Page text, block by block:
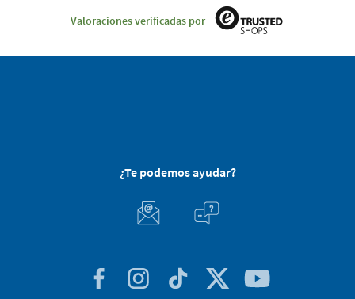
Valoraciones verificadas por
¿Te podemos ayudar?